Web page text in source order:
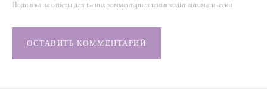
Подписка на ответы для ваших комментариев происходит автоматически
ОСТАВИТЬ КОММЕНТАРИЙ